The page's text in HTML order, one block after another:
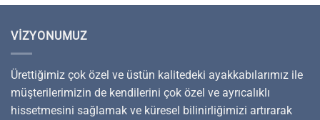
VIZYONUMUZ
Ürettiğimiz çok özel ve üstün kalitedeki ayakkabılarımız ile
müşterilerimizin de kendilerini çok özel ve ayrıcalıklı
hissetmesini sağlamak ve küresel bilinirliğimizi artırarak